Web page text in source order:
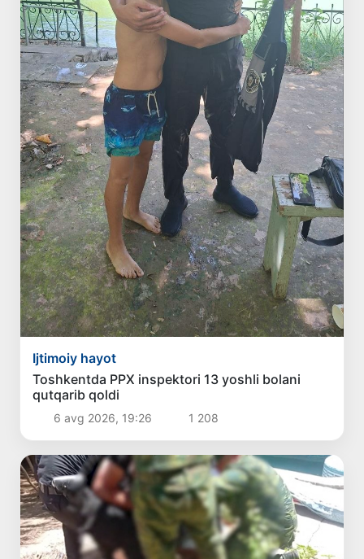
Ijtimoiy hayot
Toshkentda PPX inspektori 13 yoshli bolani
qutqarib qoldi
6 avg 2026, 19:26 1 208